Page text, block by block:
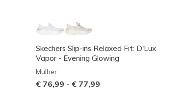
Skechers Slip-ins Relaxed Fit: D'Lux
Vapor - Evening Glowing
Mulher
€ 76,99 - € 77,99